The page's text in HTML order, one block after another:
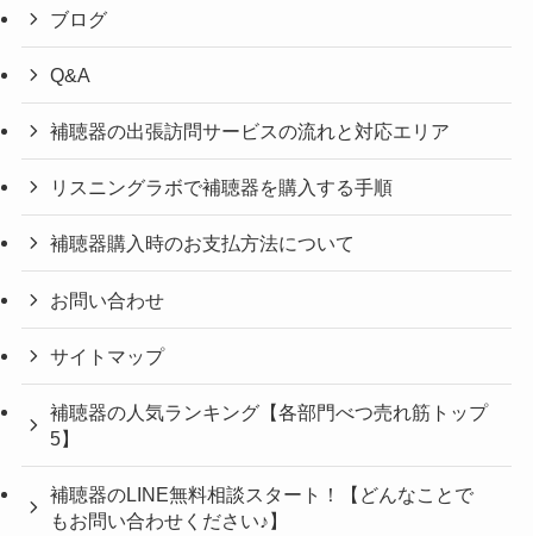
ブログ
Q&A
補聴器の出張訪問サービスの流れと対応エリア
リスニングラボで補聴器を購入する手順
補聴器購入時のお支払方法について
お問い合わせ
サイトマップ
補聴器の人気ランキング【各部門べつ売れ筋トップ
5】
補聴器のLINE無料相談スタート！【どんなことで
もお問い合わせください♪】